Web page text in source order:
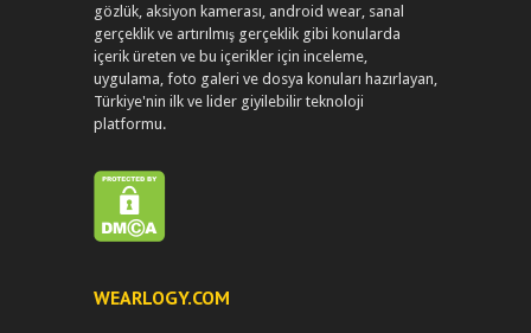
gözlük, aksiyon kamerası, android wear, sanal
gerçeklik ve artırılmış gerçeklik gibi konularda
içerik üreten ve bu içerikler için inceleme,
uygulama, foto galeri ve dosya konuları hazırlayan,
Türkiye'nin ilk ve lider giyilebilir teknoloji
platformu.
WEARLOGY.COM